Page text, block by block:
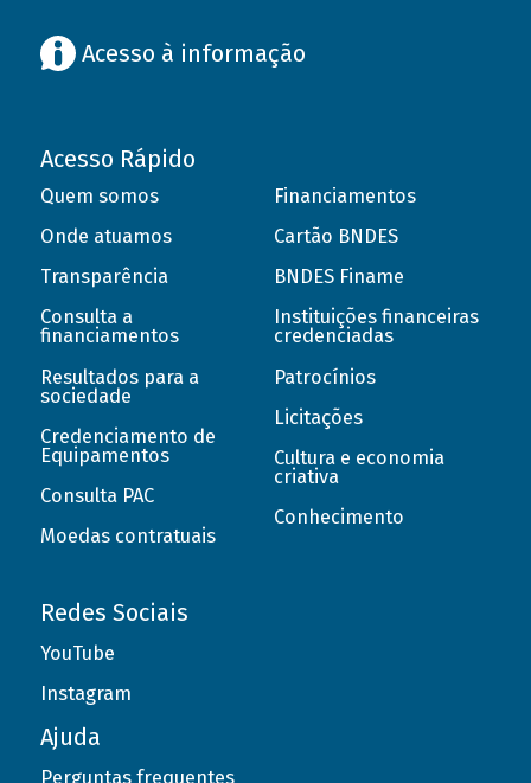
Acesso à informação
Acesso Rápido
Quem somos
Onde atuamos
Transparência
Consulta a
financiamentos
Resultados para a
sociedade
Credenciamento de
Equipamentos
Consulta PAC
Moedas contratuais
Financiamentos
Cartão BNDES
BNDES Finame
Instituições financeiras
credenciadas
Patrocínios
Licitações
Cultura e economia
criativa
Conhecimento
Redes Sociais
YouTube
Instagram
Ajuda
Perguntas frequentes